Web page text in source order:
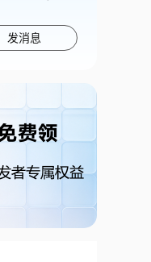
发消息